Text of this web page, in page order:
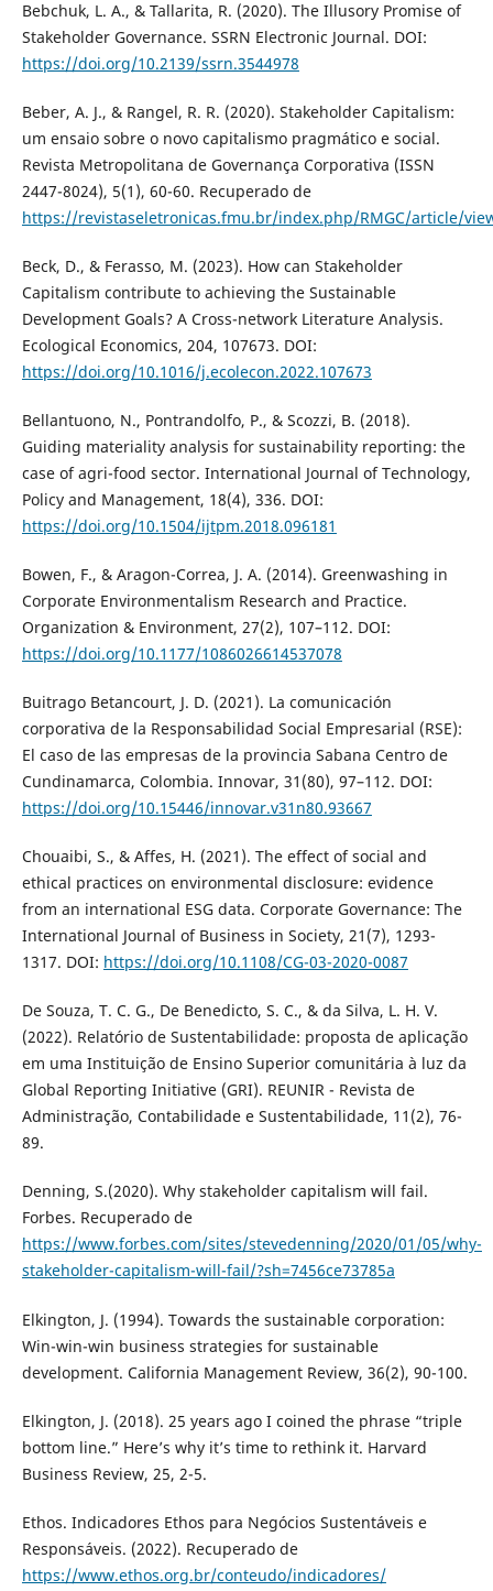
Bebchuk, L. A., & Tallarita, R. (2020). The Illusory Promise of
Stakeholder Governance. SSRN Electronic Journal. DOI:
https://doi.org/10.2139/ssrn.3544978
Beber, A. J., & Rangel, R. R. (2020). Stakeholder Capitalism:
um ensaio sobre o novo capitalismo pragmático e social.
Revista Metropolitana de Governança Corporativa (ISSN
2447-8024), 5(1), 60-60. Recuperado de
https://revistaseletronicas.fmu.br/index.php/RMGC/article/
Beck, D., & Ferasso, M. (2023). How can Stakeholder
Capitalism contribute to achieving the Sustainable
Development Goals? A Cross-network Literature Analysis.
Ecological Economics, 204, 107673. DOI:
https://doi.org/10.1016/j.ecolecon.2022.107673
Bellantuono, N., Pontrandolfo, P., & Scozzi, B. (2018).
Guiding materiality analysis for sustainability reporting: the
case of agri-food sector. International Journal of Technology,
Policy and Management, 18(4), 336. DOI:
https://doi.org/10.1504/ijtpm.2018.096181
Bowen, F., & Aragon-Correa, J. A. (2014). Greenwashing in
Corporate Environmentalism Research and Practice.
Organization & Environment, 27(2), 107–112. DOI:
https://doi.org/10.1177/1086026614537078
Buitrago Betancourt, J. D. (2021). La comunicación
corporativa de la Responsabilidad Social Empresarial (RSE):
El caso de las empresas de la provincia Sabana Centro de
Cundinamarca, Colombia. Innovar, 31(80), 97–112. DOI:
https://doi.org/10.15446/innovar.v31n80.93667
Chouaibi, S., & Affes, H. (2021). The effect of social and
ethical practices on environmental disclosure: evidence
from an international ESG data. Corporate Governance: The
International Journal of Business in Society, 21(7), 1293-
1317. DOI: https://doi.org/10.1108/CG-03-2020-0087
De Souza, T. C. G., De Benedicto, S. C., & da Silva, L. H. V.
(2022). Relatório de Sustentabilidade: proposta de aplicação
em uma Instituição de Ensino Superior comunitária à luz da
Global Reporting Initiative (GRI). REUNIR - Revista de
Administração, Contabilidade e Sustentabilidade, 11(2), 76-
89.
Denning, S.(2020). Why stakeholder capitalism will fail.
Forbes. Recuperado de
https://www.forbes.com/sites/stevedenning/2020/01/05/why-
stakeholder-capitalism-will-fail/?sh=7456ce73785a
Elkington, J. (1994). Towards the sustainable corporation:
Win-win-win business strategies for sustainable
development. California Management Review, 36(2), 90-100.
Elkington, J. (2018). 25 years ago I coined the phrase “triple
bottom line.” Here’s why it’s time to rethink it. Harvard
Business Review, 25, 2-5.
Ethos. Indicadores Ethos para Negócios Sustentáveis e
Responsáveis. (2022). Recuperado de
https://www.ethos.org.br/conteudo/indicadores/